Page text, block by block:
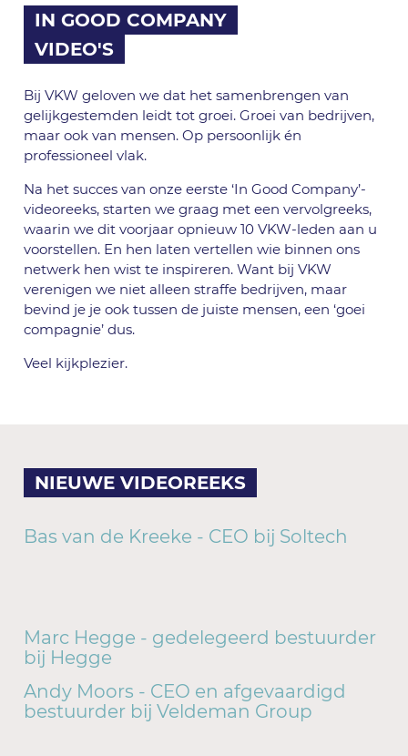
IN GOOD COMPANY
VIDEO'S
Bij VKW geloven we dat het samenbrengen van
gelijkgestemden leidt tot groei. Groei van bedrijven,
maar ook van mensen. Op persoonlijk én
professioneel vlak.
Na het succes van onze eerste ‘In Good Company’-
videoreeks, starten we graag met een vervolgreeks,
waarin we dit voorjaar opnieuw 10 VKW-leden aan u
voorstellen. En hen laten vertellen wie binnen ons
netwerk hen wist te inspireren. Want bij VKW
verenigen we niet alleen straffe bedrijven, maar
bevind je je ook tussen de juiste mensen, een ‘goei
compagnie’ dus.
Veel kijkplezier.
NIEUWE VIDEOREEKS
Bas van de Kreeke - CEO bij Soltech
Marc Hegge - gedelegeerd bestuurder
bij Hegge
Andy Moors - CEO en afgevaardigd
bestuurder bij Veldeman Group